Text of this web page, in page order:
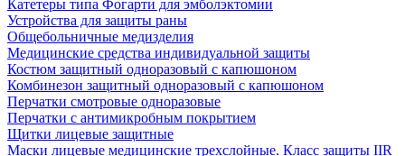
Катетеры типа Фогарти для эмболэктомии
Устройства для защиты раны
Общебольничные медизделия
Медицинские средства индивидуальной защиты
Костюм защитный одноразовый с капюшоном
Комбинезон защитный одноразовый с капюшоном
Перчатки смотровые одноразовые
Перчатки с антимикробным покрытием
Щитки лицевые защитные
Маски лицевые медицинские трехслойные. Класс защиты IIR